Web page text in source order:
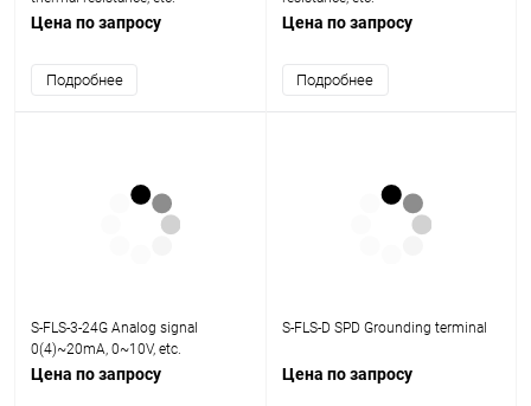
Цена по запросу
Подробнее
Цена по запросу
Подробнее
S-FLS-3-24G Analog signal
0(4)~20mA, 0~10V, etc.
Цена по запросу
S-FLS-D SPD Grounding terminal
Цена по запросу